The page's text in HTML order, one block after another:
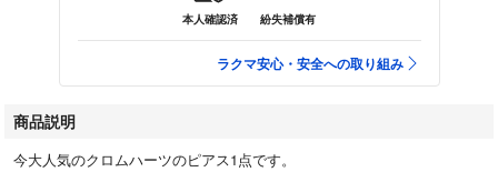
本人確認済 紛失補償有
ラクマ安心・安全への取り組み
商品説明
今大人気のクロムハーツのピアス1点です。